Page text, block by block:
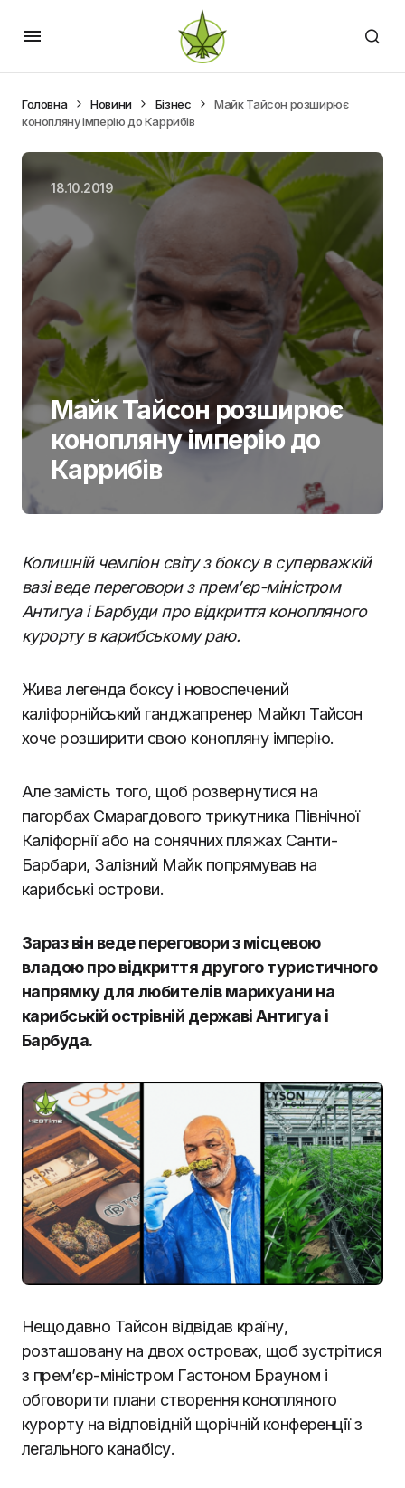
Головна Новини Бізнес
Майк Тайсон розширює
конопляну імперію до Каррибів
18.10.2019
Майк Тайсон розширює
конопляну імперію до
Каррибів
Колишній чемпіон світу з боксу в суперважкій
вазі веде переговори з прем’єр-міністром
Антигуа і Барбуди про відкриття конопляного
курорту в карибському раю.
Жива легенда боксу і новоспечений
каліфорнійський ганджапренер Майкл Тайсон
хоче розширити свою конопляну імперію.
Але замість того, щоб розвернутися на
пагорбах Смарагдового трикутника Північної
Каліфорнії або на сонячних пляжах Санти-
Барбари, Залізний Майк попрямував на
карибські острови.
Зараз він веде переговори з місцевою
владою про відкриття другого туристичного
напрямку для любителів марихуани на
карибській острівній державі Антигуа і
Барбуда.
Нещодавно Тайсон відвідав країну,
розташовану на двох островах, щоб зустрітися
з прем’єр-міністром Гастоном Брауном і
обговорити плани створення конопляного
курорту на відповідній щорічній конференції з
легального канабісу.